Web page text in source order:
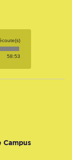
58:53
Campus